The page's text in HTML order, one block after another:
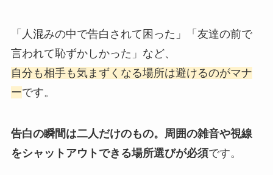
「人混みの中で告白されて困った」「友達の前で
言われて恥ずかしかった」など、
自分も相手も気まずくなる場所は避けるのがマナ
ーです。
告白の瞬間は二人だけのもの。周囲の雑音や視線
をシャットアウトできる場所選びが必須です。